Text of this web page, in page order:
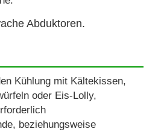
Abduktoren.
Kühlung mit Kältekissen,
oder Eis-Lolly,
beziehungsweise